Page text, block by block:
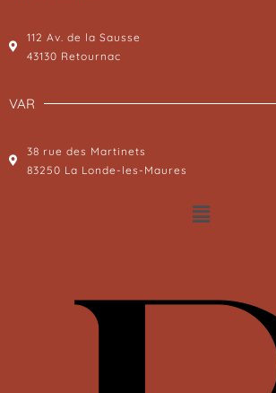
112 Av. de la Sausse
43130 Retournac
VAR
38 rue des Martinets
83250 La Londe-les-Maures